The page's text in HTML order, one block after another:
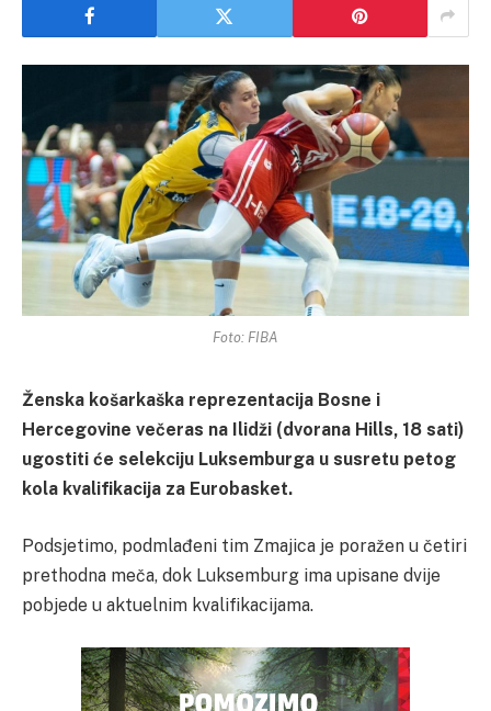
Foto: FIBA
Ženska košarkaška reprezentacija Bosne i
Hercegovine večeras na Ilidži (dvorana Hills, 18 sati)
ugostiti će selekciju Luksemburga u susretu petog
kola kvalifikacija za Eurobasket.
Podsjetimo, podmlađeni tim Zmajica je poražen u četiri
prethodna meča, dok Luksemburg ima upisane dvije
pobjede u aktuelnim kvalifikacijama.